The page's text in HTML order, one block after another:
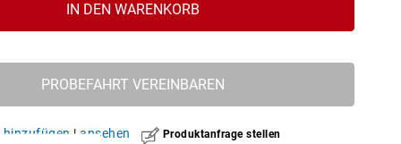
IN DEN WARENKORB
PROBEFAHRT VEREINBAREN
hinzufügen | ansehen Produktanfrage stellen